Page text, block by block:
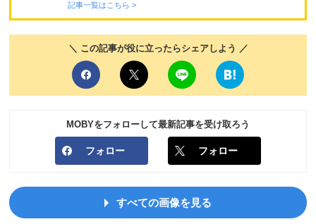
記事一覧はこちら >
＼ この記事が役に立ったらシェアしよう ／
MOBYをフォローして最新記事を受け取ろう
フォロー フォロー
すべての画像を見る